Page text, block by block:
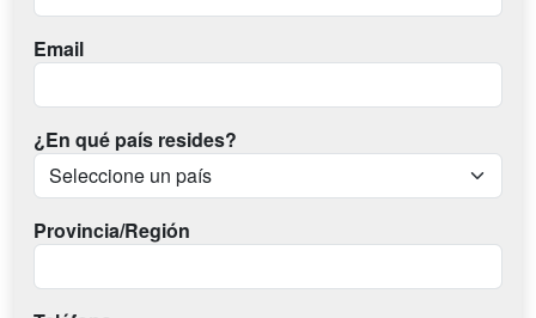
Email
¿En qué país resides?
Provincia/Región